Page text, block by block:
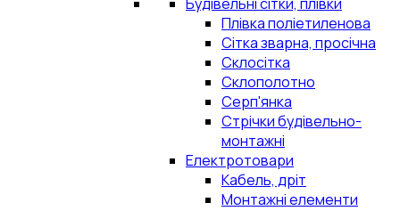
Плівка поліетиленова
Сітка зварна, просічна
Склосітка
Склополотно
Серп'янка
Стрічки будівельно-
монтажні
Електротовари
Кабель, дріт
Монтажні елементи